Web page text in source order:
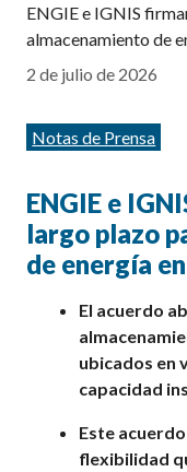
ENGIE e IGNIS
almacenamiento de
2 de julio de 2026
Categorías
Notas de Prensa
ENGIE e
largo plazo
de energía
El acuerdo
ubicados en
capacidad
Este
flexibilidad